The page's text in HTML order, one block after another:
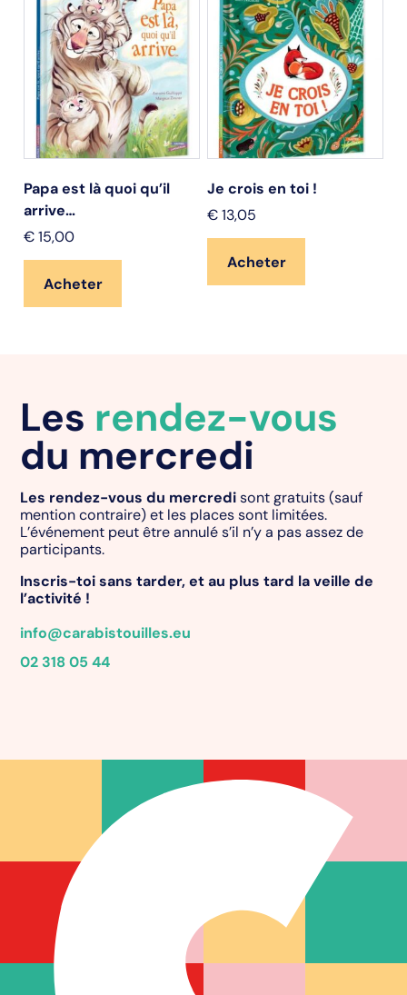
Papa est là quoi qu’il
arrive…
€ 15,00
Acheter
Je crois en toi !
€ 13,05
Acheter
Les rendez-vous
du mercredi
Les rendez-vous du mercredi sont gratuits (sauf
mention contraire) et les places sont limitées.
L’événement peut être annulé s’il n’y a pas assez de
participants.
Inscris-toi sans tarder, et au plus tard la veille de
l’activité !
info@carabistouilles.eu
02 318 05 44